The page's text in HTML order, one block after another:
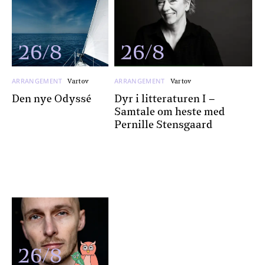
26/8
ARRANGEMENT Vartov
Den nye Odyssé
26/8
ARRANGEMENT Vartov
Dyr i litteraturen I –
Samtale om heste med
Pernille Stensgaard
26/8